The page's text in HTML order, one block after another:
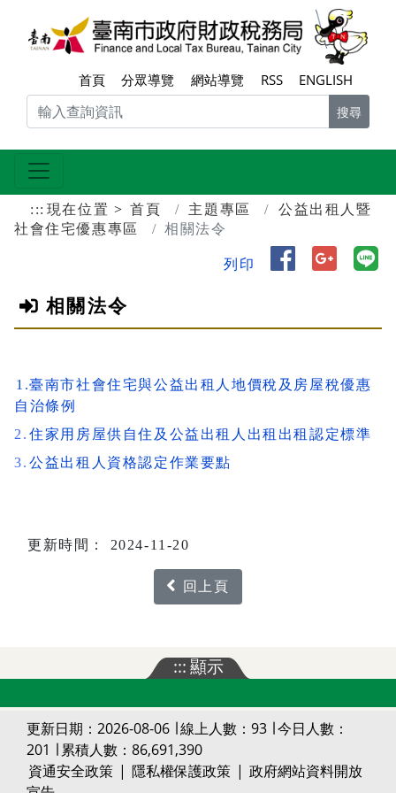
跳到主要內容區塊
首頁 分眾導覽 網站導覽 RSS ENGLISH
搜尋
::: 現在位置 首頁 主題專區
公益出租人暨
社會住宅優惠專區
相關法令
列印
分享到分享到
相關法令
1.臺南市社會住宅與公益出租人地價稅及房屋稅優惠
自治條例
2. 住家用房屋供自住及公益出租人出租 出租認定標準
3. 公益出租人資格認定作業要點
更新時間： 2024-11-20
回上頁
:::顯示
更新日期：2026-08-06 ∣ 線上人數：93 ∣ 今日人數：
201 ∣ 累積人數：86,691,390
資通安全政策 | 隱私權保護政策 | 政府網站資料開放